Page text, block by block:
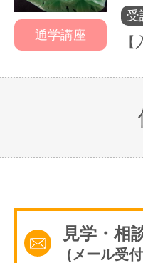
通学講座
受
見学・相
(メール受